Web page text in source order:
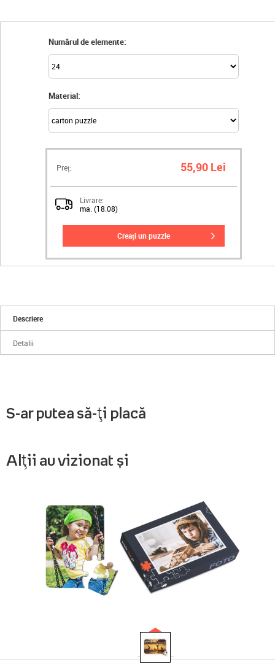
Numărul de elemente:
Material:
Preț: 55,90 Lei
Livrare:
ma. (18.08)
creați un puzzle
Descriere
Detalii
S-ar putea să-ți placă
Alții au vizionat și